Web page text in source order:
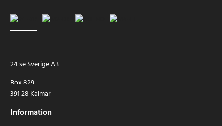
Artikelnummer
24 se Sverige AB
Box 829
391 28 Kalmar
Information